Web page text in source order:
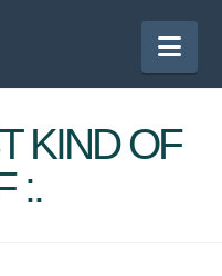
KIND OF
:.